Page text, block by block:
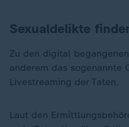
Sexualdelikte
Zu den digital
anderem das sogenannte
Livestreaming der Taten.
Laut den